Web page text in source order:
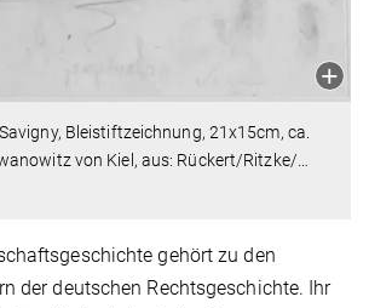
Bleistiftzeichnung, 21x15cm, ca.
von Kiel, aus: Rückert/Ritzke/
gehört zu den
der deutschen Rechtsgeschichte. Ihr